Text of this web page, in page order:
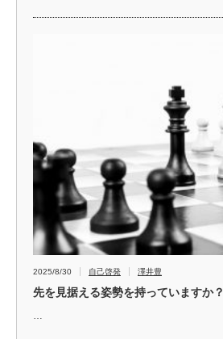
2025/8/30 自己啓発 澤井豊
先を見据える姿勢を持っていますか？
…